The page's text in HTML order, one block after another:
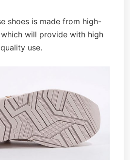
shoes is made from high-
will provide with high
quality use.